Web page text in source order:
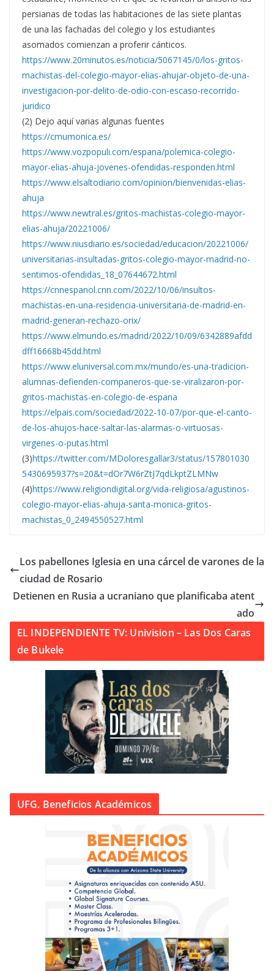
persianas de todas las habitaciones de las siete plantas
de una las fachadas del colegio y los estudiantes
asomados comienzan a proferir cánticos.
https://www.20minutos.es/noticia/5067145/0/los-gritos-
machistas-del-colegio-mayor-elias-ahujar-objeto-de-una-
investigacion-por-delito-de-odio-con-escaso-recorrido-
juridico
(2) Dejo aquí varias algunas fuentes
https://cmumonica.es/
https://www.vozpopuli.com/espana/polemica-colegio-
mayor-elias-ahuja-jovenes-ofendidas-responden.html
https://www.elsaltodiario.com/opinion/bienvenidas-elias-
ahuja
https://www.newtral.es/gritos-machistas-colegio-mayor-
elias-ahuja/20221006/
https://www.niusdiario.es/sociedad/educacion/20221006/
universitarias-insultadas-gritos-colegio-mayor-madrid-no-
sentimos-ofendidas_18_07644672.html
https://cnnespanol.cnn.com/2022/10/06/insultos-
machistas-en-una-residencia-universitaria-de-madrid-en-
madrid-generan-rechazo-orix/
https://www.elmundo.es/madrid/2022/10/09/6342889afdd
dff16668b45dd.html
https://www.eluniversal.com.mx/mundo/es-una-tradicion-
alumnas-defienden-companeros-que-se-viralizaron-por-
gritos-machistas-en-colegio-de-espana
https://elpais.com/sociedad/2022-10-07/por-que-el-canto-
de-los-ahujos-hace-saltar-las-alarmas-o-virtuosas-
virgenes-o-putas.html
(3)https://twitter.com/MDoloresgallar3/status/157801030
5430695937?s=20&t=dOr7W6rZtJ7qdLkptZLMNw
(4)https://www.religiondigital.org/vida-religiosa/agustinos-
colegio-mayor-elias-ahuja-santa-monica-gritos-
machistas_0_2494550527.html
Los pabellones Iglesia en una cárcel de varones de la
ciudad de Rosario
Detienen en Rusia a ucraniano que planificaba atent
ado
EL INDEPENDIENTE TV: Univision – Las Dos Caras
de Bukele
UFG. Beneficios Académicos